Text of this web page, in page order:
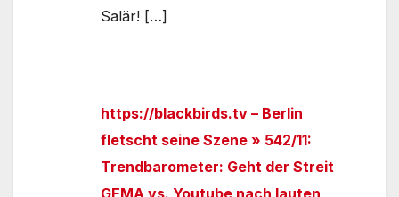
Salär! […]
https://blackbirds.tv – Berlin
fletscht seine Szene » 542/11:
Trendbarometer: Geht der Streit